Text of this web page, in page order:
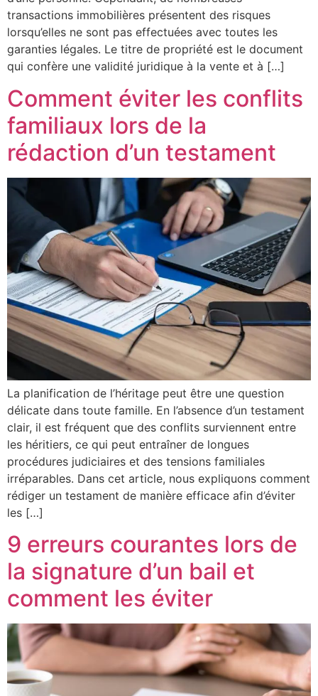
transactions immobilières présentent des risques
lorsqu’elles ne sont pas effectuées avec toutes les
garanties légales. Le titre de propriété est le document
qui confère une validité juridique à la vente et à […]
Comment éviter les conflits
familiaux lors de la
rédaction d’un testament
La planification de l’héritage peut être une question
délicate dans toute famille. En l’absence d’un testament
clair, il est fréquent que des conflits surviennent entre
les héritiers, ce qui peut entraîner de longues
procédures judiciaires et des tensions familiales
irréparables. Dans cet article, nous expliquons comment
rédiger un testament de manière efficace afin d’éviter
les […]
9 erreurs courantes lors de
la signature d’un bail et
comment les éviter